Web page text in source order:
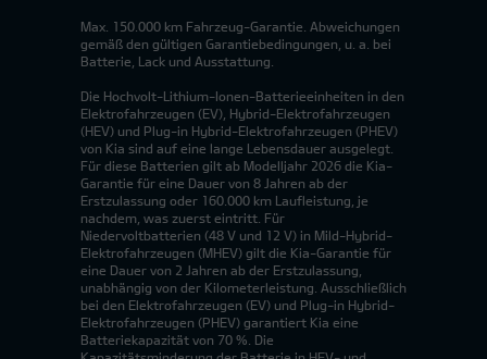
Max. 150.000 km Fahrzeug-Garantie. Abweichungen
gemäß den gültigen Garantiebedingungen, u. a. bei
Batterie, Lack und Ausstattung.
Die Hochvolt-Lithium-Ionen-Batterieeinheiten in den
Elektrofahrzeugen (EV), Hybrid-Elektrofahrzeugen
(HEV) und Plug-in Hybrid-Elektrofahrzeugen (PHEV)
von Kia sind auf eine lange Lebensdauer ausgelegt.
Für diese Batterien gilt ab Modelljahr 2026 die Kia-
Garantie für eine Dauer von 8 Jahren ab der
Erstzulassung oder 160.000 km Laufleistung, je
nachdem, was zuerst eintritt. Für
Niedervoltbatterien (48 V und 12 V) in Mild-Hybrid-
Elektrofahrzeugen (MHEV) gilt die Kia-Garantie für
eine Dauer von 2 Jahren ab der Erstzulassung,
unabhängig von der Kilometerleistung. Ausschließlich
bei den Elektrofahrzeugen (EV) und Plug-in Hybrid-
Elektrofahrzeugen (PHEV) garantiert Kia eine
Batteriekapazität von 70 %. Die